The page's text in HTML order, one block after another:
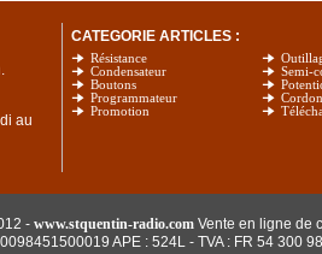
au
CATEGORIE ARTICLES :
Résistance
Condensateur
Boutons
Programmateur
Promotion
Semi-
- www.stquentin-radio.comVente en ligne de
APE : 524L - TVA : FR 54 300